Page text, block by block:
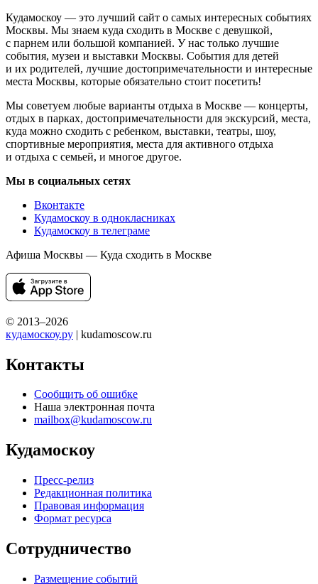
Кудамоскоу — это лучший сайт о самых интересных событиях
Москвы. Мы знаем куда сходить в Москве с девушкой,
с парнем или большой компанией. У нас только лучшие
события, музеи и выставки Москвы. События для детей
и их родителей, лучшие достопримечательности и интересные
места Москвы, которые обязательно стоит посетить!
Мы советуем любые варианты отдыха в Москве — концерты,
отдых в парках, достопримечательности для экскурсий, места,
куда можно сходить с ребенком, выставки, театры, шоу,
спортивные мероприятия, места для активного отдыха
и отдыха с семьей, и многое другое.
Мы в социальных сетях
Вконтакте
Кудамоскоу в однокласниках
Кудамоскоу в телеграме
Афиша Москвы — Куда сходить в Москве
© 2013–2026
кудамоскоу.ру | kudamoscow.ru
Контакты
Сообщить об ошибке
Наша электронная почта
mailbox@kudamoscow.ru
Кудамоскоу
Пресс-релиз
Редакционная политика
Правовая информация
Формат ресурса
Сотрудничество
Размещение событий